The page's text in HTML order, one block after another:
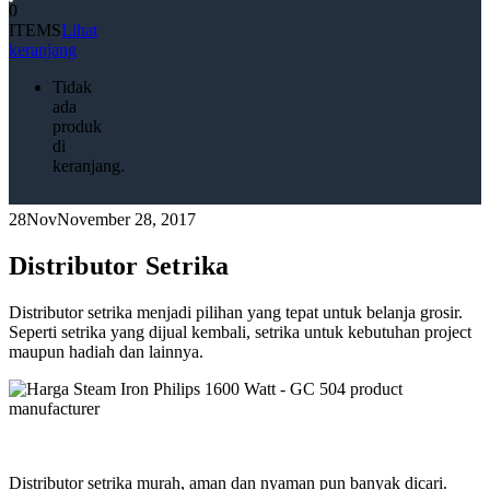
0
ITEMSLihat
keranjang
Tidak
ada
produk
di
keranjang.
28NovNovember 28, 2017
Distributor Setrika
Distributor setrika menjadi pilihan yang tepat untuk belanja grosir.
Seperti setrika yang dijual kembali, setrika untuk kebutuhan project
maupun hadiah dan lainnya.
Distributor setrika murah, aman dan nyaman pun banyak dicari.